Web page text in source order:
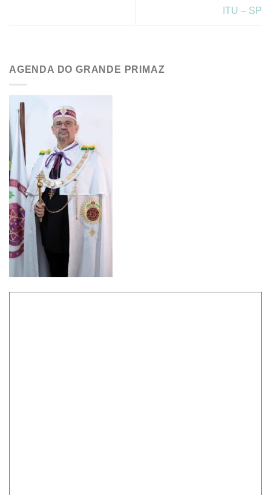
ITU – SP
AGENDA DO GRANDE PRIMAZ